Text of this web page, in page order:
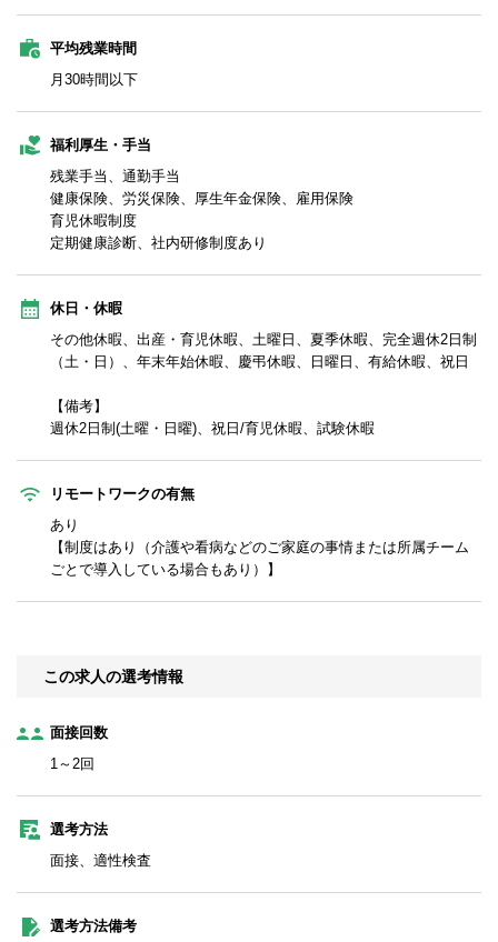
平均残業時間
月30時間以下
福利厚生・手当
残業手当、通勤手当
健康保険、労災保険、厚生年金保険、雇用保険
育児休暇制度
定期健康診断、社内研修制度あり
休日・休暇
その他休暇、出産・育児休暇、土曜日、夏季休暇、完全週休2日制
（土・日）、年末年始休暇、慶弔休暇、日曜日、有給休暇、祝日
【備考】
週休2日制(土曜・日曜)、祝日/育児休暇、試験休暇
リモートワークの有無
あり
【制度はあり（介護や看病などのご家庭の事情または所属チーム
ごとで導入している場合もあり）】
この求人の選考情報
面接回数
1～2回
選考方法
面接、適性検査
選考方法備考